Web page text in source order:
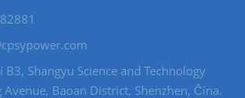
Shangyu Science and Technology
Avenue, Baoan District, Shenzhen, Čína.